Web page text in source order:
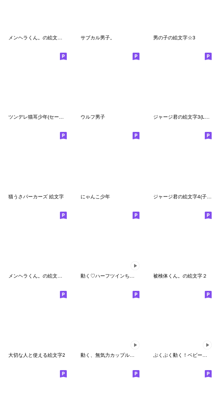
サブカル男子。 男の子の絵文字☆3
ツンデレ猫耳少年(セーラーver)絵文字 ウルフ男子 ジャージ君の絵文字3(LOVE)
猫うさパーカーズ 絵文字 にゃんこ少年 ジャージ君の絵文字4(子豚)
被検体くん。の絵文字２
大切な人と使える絵文字2 動く、無気力カップル絵文字 ぷくぷく動く！ベビーくん絵文字